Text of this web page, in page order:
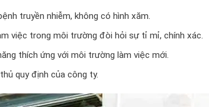
truyền nhiễm, không có hình xăm.
việc trong môi trường đòi hỏi sự tỉ mỉ, chính xác.
thích ứng với môi trường làm việc mới.
quy định của công ty.